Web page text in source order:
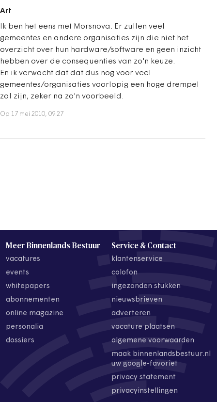
Art
Ik ben het eens met Morsnova. Er zullen veel
gemeentes en andere organisaties zijn die niet het
overzicht over hun hardware/software en geen inzicht
hebben over de consequenties van zo'n keuze.
En ik verwacht dat dat dus nog voor veel
gemeentes/organisaties voorlopig een hoge drempel
zal zijn, zeker na zo'n voorbeeld.
Op 17 mei 2010, 09:27
Meer Binnenlands Bestuur
vacatures
events
whitepapers
abonnementen
online magazine
personalia
dossiers
Service & Contact
klantenservice
colofon
ingezonden stukken
nieuwsbrieven
adverteren
vacature plaatsen
algemene voorwaarden
maak binnenlandsbestuur.nl
uw google-favoriet
privacy statement
privacyinstellingen